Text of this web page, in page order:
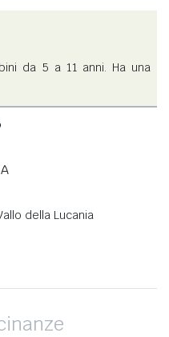
da 5 a 11 anni. Ha una
della Lucania